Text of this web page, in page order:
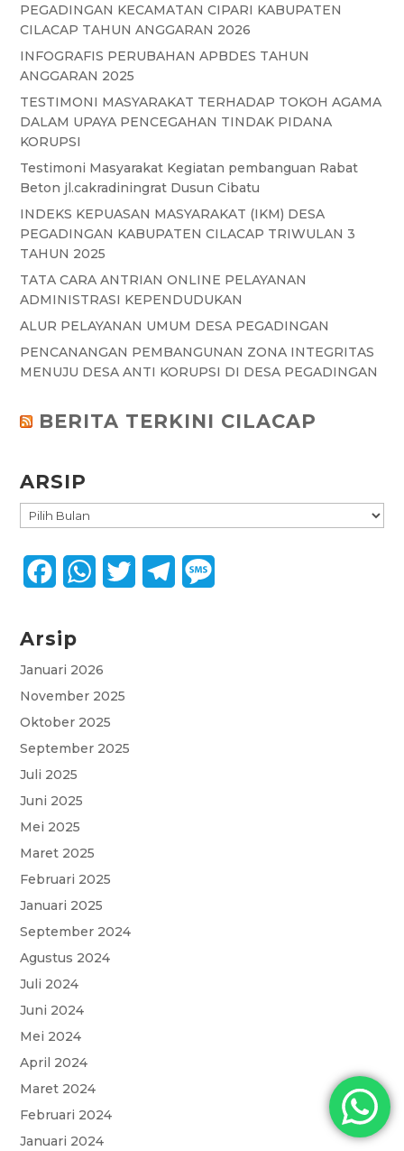
PEGADINGAN KECAMATAN CIPARI KABUPATEN
CILACAP TAHUN ANGGARAN 2026
INFOGRAFIS PERUBAHAN APBDES TAHUN
ANGGARAN 2025
TESTIMONI MASYARAKAT TERHADAP TOKOH AGAMA
DALAM UPAYA PENCEGAHAN TINDAK PIDANA
KORUPSI
Testimoni Masyarakat Kegiatan pembanguan Rabat
Beton jl.cakradiningrat Dusun Cibatu
INDEKS KEPUASAN MASYARAKAT (IKM) DESA
PEGADINGAN KABUPATEN CILACAP TRIWULAN 3
TAHUN 2025
TATA CARA ANTRIAN ONLINE PELAYANAN
ADMINISTRASI KEPENDUDUKAN
ALUR PELAYANAN UMUM DESA PEGADINGAN
PENCANANGAN PEMBANGUNAN ZONA INTEGRITAS
MENUJU DESA ANTI KORUPSI DI DESA PEGADINGAN
BERITA TERKINI CILACAP
ARSIP
ARSIP
c
e
b
o
k
W
t
s
T
Arsip
Januari 2026
November 2025
Oktober 2025
September 2025
Juli 2025
Juni 2025
Mei 2025
Maret 2025
Februari 2025
Januari 2025
September 2024
Agustus 2024
Juli 2024
Juni 2024
Mei 2024
April 2024
Maret 2024
Februari 2024
Januari 2024